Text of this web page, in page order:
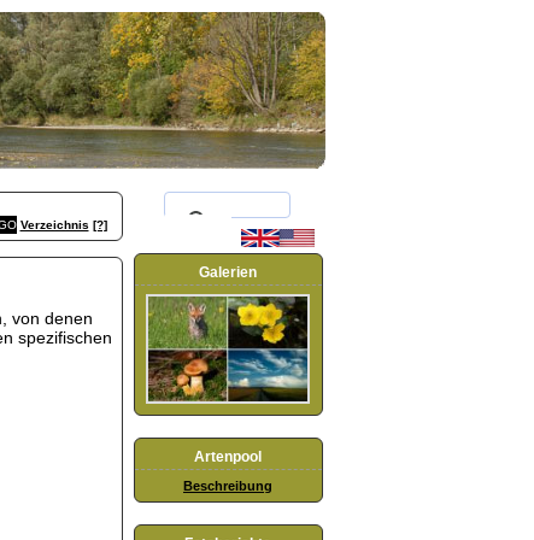
Verzeichnis [?]
von denen
spezifischen
Galerien
Artenpool
Beschreibung